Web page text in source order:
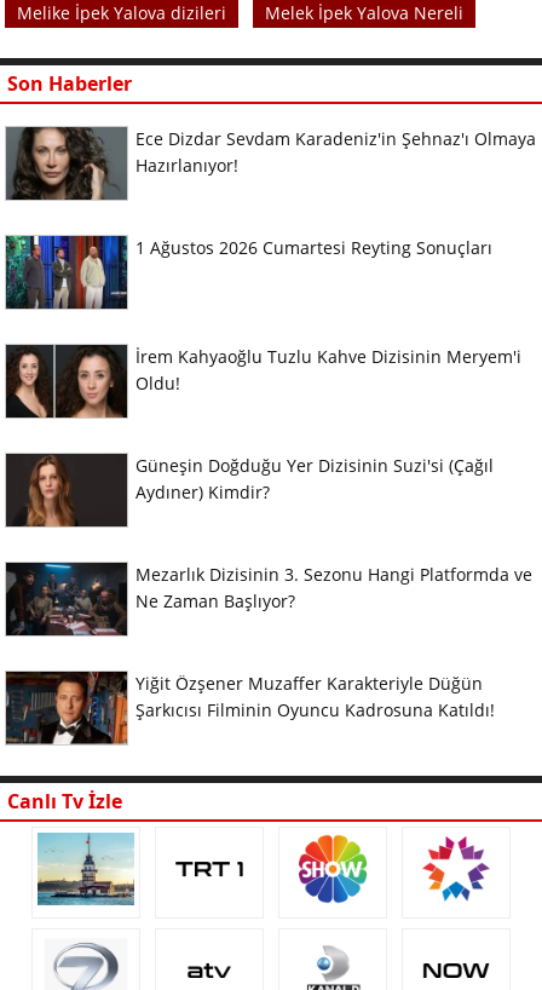
Melike İpek Yalova dizileri Melek İpek Yalova Nereli
Son Haberler
Ece Dizdar Sevdam Karadeniz'in Şehnaz'ı Olmaya
Hazırlanıyor!
1 Ağustos 2026 Cumartesi Reyting Sonuçları
İrem Kahyaoğlu Tuzlu Kahve Dizisinin Meryem'i
Oldu!
Güneşin Doğduğu Yer Dizisinin Suzi'si (Çağıl
Aydıner) Kimdir?
Mezarlık Dizisinin 3. Sezonu Hangi Platformda ve
Ne Zaman Başlıyor?
Yiğit Özşener Muzaffer Karakteriyle Düğün
Şarkıcısı Filminin Oyuncu Kadrosuna Katıldı!
Canlı Tv İzle